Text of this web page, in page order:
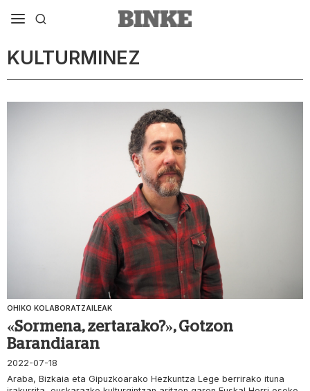
KULTURMINEZ
OHIKO KOLABORATZAILEAK
«Sormena, zertarako?», Gotzon
Barandiaran
2022-07-18
Araba, Bizkaia eta Gipuzkoarako Hezkuntza Lege berrirako ituna